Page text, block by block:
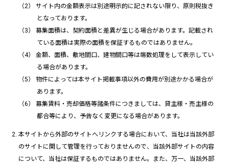
サイト内の金額表示は別途明示的に記されない限り、原則税抜き
となっております。
募集面積は、契約面積と差異が生じる場合があります。記載され
ている面積は実際の面積を保証するものではありません。
金額、面積、敷地間口、建物間口等は端数処理をして表示してい
る場合があります。
物件によっては本サイト掲載事項以外の費用が別途かかる場合が
あります。
募集賃料・売却価格等諸条件につきましては、貸主様・売主様の
都合等により、予告なく変更になる場合があります。
本サイトから外部のサイトへリンクする場合において、当社は当該外部
のサイトに関して管理を行っておりませんので、当該外部サイトの内容
について、当社は保証するものではありません。また、万一、当該外部